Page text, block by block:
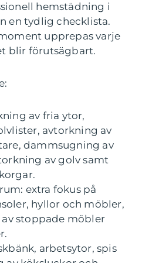
hemstädning i
en tydlig checklista.
upprepas varje
blir förutsägbart.
av fria ytor,
avtorkning av
dammsugning av
av golv samt
extra fokus på
hyllor och möbler,
stoppade möbler
arbetsytor, spis